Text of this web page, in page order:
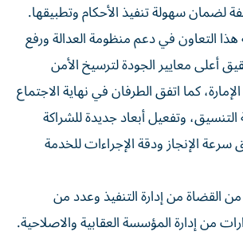
لضمان سهولة تنفيذ الأحكام وتطبيقها.
هذا التعاون في دعم منظومة العدالة ورفع
أعلى معايير الجودة لترسيخ الأمن
كما اتفق الطرفان في نهاية الاجتماع
وتفعيل أبعاد جديدة للشراكة
الإنجاز ودقة الإجراءات للخدمة
القضاة من إدارة التنفيذ وعدد من
من إدارة المؤسسة العقابية والاصلاحية.